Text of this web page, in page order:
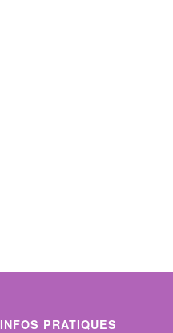
INFOS PRATIQUES